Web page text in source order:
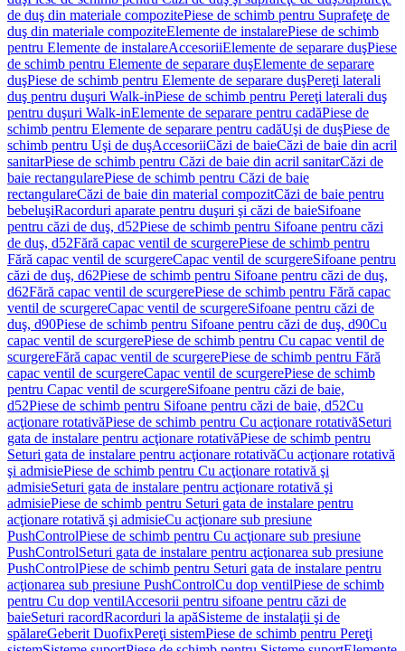
de duş din materiale compozitePiese de schimb pentru Suprafeţe de
duş din materiale compoziteElemente de instalarePiese de schimb
pentru Elemente de instalareAccesoriiElemente de separare duşPiese
de schimb pentru Elemente de separare duşElemente de separare
duşPiese de schimb pentru Elemente de separare duşPereţi laterali
duş pentru duşuri Walk-inPiese de schimb pentru Pereţi laterali duş
pentru duşuri Walk-inElemente de separare pentru cadăPiese de
schimb pentru Elemente de separare pentru cadăUşi de duşPiese de
schimb pentru Uşi de duşAccesoriiCăzi de baieCăzi de baie din acril
sanitarPiese de schimb pentru Căzi de baie din acril sanitarCăzi de
baie rectangularePiese de schimb pentru Căzi de baie
rectangulareCăzi de baie din material compozitCăzi de baie pentru
bebeluşiRacorduri aparate pentru duşuri şi căzi de baieSifoane
pentru căzi de duş, d52Piese de schimb pentru Sifoane pentru căzi
de duş, d52Fără capac ventil de scurgerePiese de schimb pentru
Fără capac ventil de scurgereCapac ventil de scurgereSifoane pentru
căzi de duş, d62Piese de schimb pentru Sifoane pentru căzi de duş,
d62Fără capac ventil de scurgerePiese de schimb pentru Fără capac
ventil de scurgereCapac ventil de scurgereSifoane pentru căzi de
duş, d90Piese de schimb pentru Sifoane pentru căzi de duş, d90Cu
capac ventil de scurgerePiese de schimb pentru Cu capac ventil de
scurgereFără capac ventil de scurgerePiese de schimb pentru Fără
capac ventil de scurgereCapac ventil de scurgerePiese de schimb
pentru Capac ventil de scurgereSifoane pentru căzi de baie,
d52Piese de schimb pentru Sifoane pentru căzi de baie, d52Cu
acţionare rotativăPiese de schimb pentru Cu acţionare rotativăSeturi
gata de instalare pentru acţionare rotativăPiese de schimb pentru
Seturi gata de instalare pentru acţionare rotativăCu acţionare rotativă
şi admisiePiese de schimb pentru Cu acţionare rotativă şi
admisieSeturi gata de instalare pentru acţionare rotativă şi
admisiePiese de schimb pentru Seturi gata de instalare pentru
acţionare rotativă şi admisieCu acţionare sub presiune
PushControlPiese de schimb pentru Cu acţionare sub presiune
PushControlSeturi gata de instalare pentru acţionarea sub presiune
PushControlPiese de schimb pentru Seturi gata de instalare pentru
acţionarea sub presiune PushControlCu dop ventilPiese de schimb
pentru Cu dop ventilAccesorii pentru sifoane pentru căzi de
baieSeturi racordRacorduri la apăSisteme de instalaţii şi de
spălareGeberit DuofixPereţi sistemPiese de schimb pentru Pereţi